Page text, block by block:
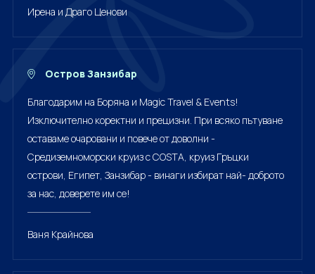
Ирена и Драго Ценови
Остров Занзибар
Благодарим на Боряна и Magic Travel & Events!
Изключително коректни и прецизни. При всяко пътуване
оставаме очаровани и повече от доволни -
Средиземноморски круиз с COSTA, круиз Гръцки
острови, Египет, Занзибар - винаги избират най- доброто
за нас, доверете им се!
Ваня Крайнова